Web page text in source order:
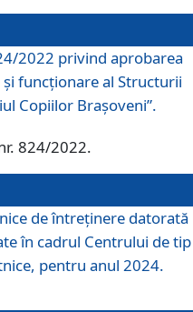
2022 privind aprobarea
funcţionare al Structurii
Copiilor Braşoveni”.
824/2022.
de întreținere datorată
în cadrul Centrului de tip
pentru anul 2024.